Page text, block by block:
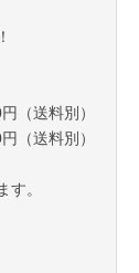
ませ！
根菜などを
（送料別）
（送料別）
。